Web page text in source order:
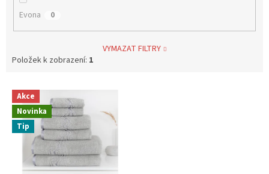
Evona 0
VYMAZAT FILTRY
Položek k zobrazení: 1
p
Akce
Novinka
Tip